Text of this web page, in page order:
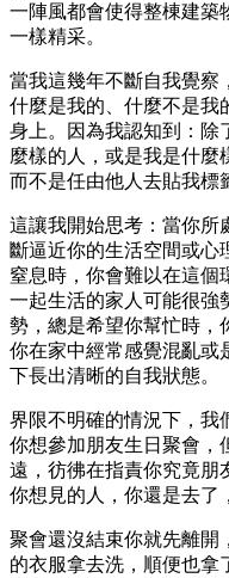
一陣風都會使得整棟建築
一樣精采。
當我這幾年不斷自我覺察
什麼是我的、什麼不是我
身上。因為我認知到：除
麼樣的人，或是我是什麼
而不是任由他人去貼我標
這讓我開始思考：當你所
斷逼近你的生活空間或心
窒息時，你會難以在這個
一起生活的家人可能很強
勢，總是希望你幫忙時，
你在家中經常感覺混亂或
下長出清晰的自我狀態。
界限不明確的情況下，我
你想參加朋友生日聚會，
遠，彷彿在指責你究竟朋
你想見的人，你還是去了
聚會還沒結束你就先離開
的衣服拿去洗，順便也拿